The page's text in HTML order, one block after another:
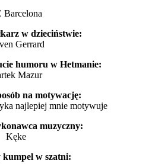
Barcelona
w dzieciństwie:
Gerrard
humoru w Hetmanie:
Mazur
na motywację:
najlepiej mnie motywuje
muzyczny:
Kęke
kumpel w szatni: